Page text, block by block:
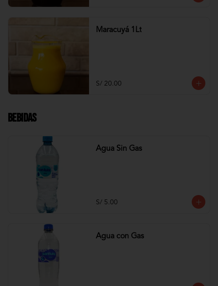
Maracuyá 1Lt
S/ 20.00
Bebidas
Agua Sin Gas
S/ 5.00
Agua con Gas